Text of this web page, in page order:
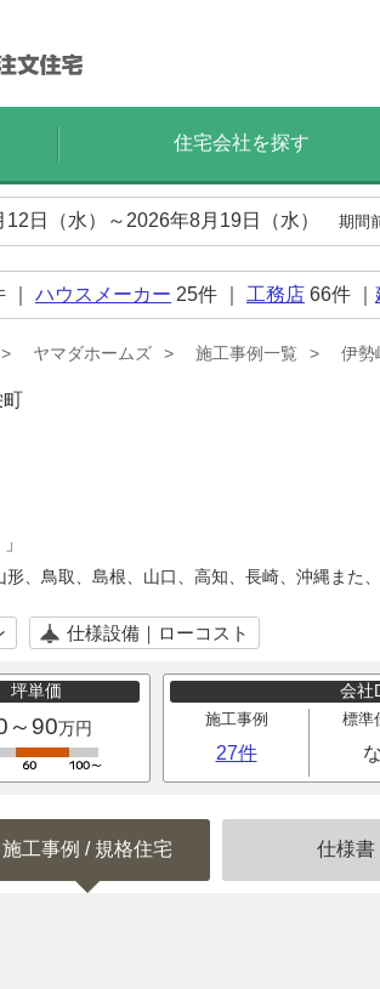
住宅会社を探す
日（水）～2026年8月19日（水） 期間
｜ ハウスメーカー 25件 ｜ 工務店 66件 ｜
ヤマダホームズ 施工事例一覧 伊勢
町
、鳥取、島根、山口、高知、長崎、沖縄また、
仕様設備｜ローコスト
坪単価
～90万円
会社
施工事例
27件
標準
施工事例 / 規格住宅 仕様書